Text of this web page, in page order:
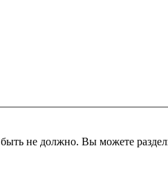
быть не должно. Вы можете